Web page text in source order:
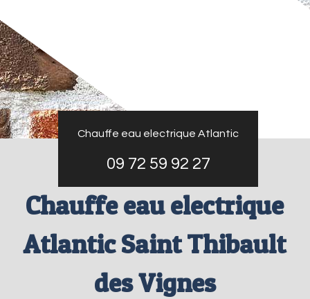
Chauffe eau electrique Atlantic
09 72 59 92 27
Chauffe eau electrique
Atlantic Saint Thibault
des Vignes